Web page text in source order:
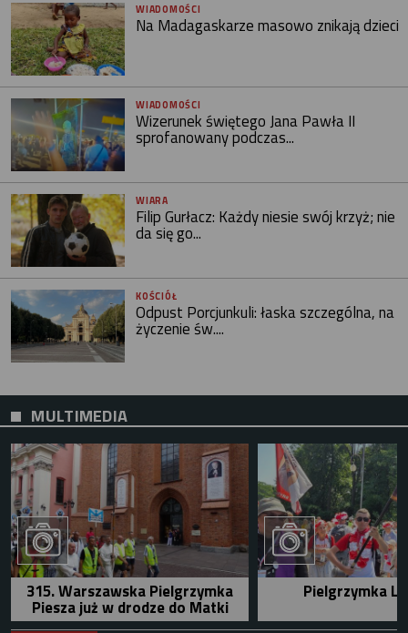
WIADOMOŚCI
Na Madagaskarze masowo znikają dzieci
WIADOMOŚCI
Wizerunek świętego Jana Pawła II
sprofanowany podczas...
WIARA
Filip Gurłacz: Każdy niesie swój krzyż; nie
da się go...
KOŚCIÓŁ
Odpust Porcjunkuli: łaska szczególna, na
życzenie św....
MULTIMEDIA
315. Warszawska Pielgrzymka
Piesza już w drodze do Matki
Pielgrzymka